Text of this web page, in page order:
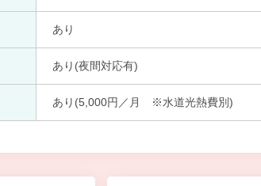
あり
あり(夜間対応有)
あり(5,000円／月 ※水道光熱費別)